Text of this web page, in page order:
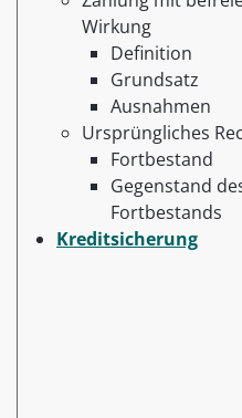
Wirkung
Definition
Grundsatz
Ausnahmen
Ursprüngliches
Fortbestand
Gegenstand
Fortbestands
Kreditsicherung